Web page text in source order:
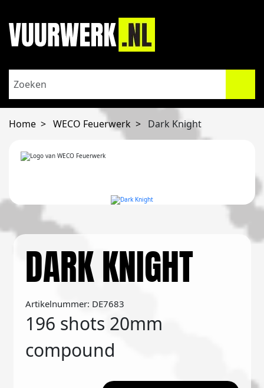
Home WECO Feuerwerk Dark Knight
DARK KNIGHT
Artikelnummer: DE7683
196 shots 20mm
compound